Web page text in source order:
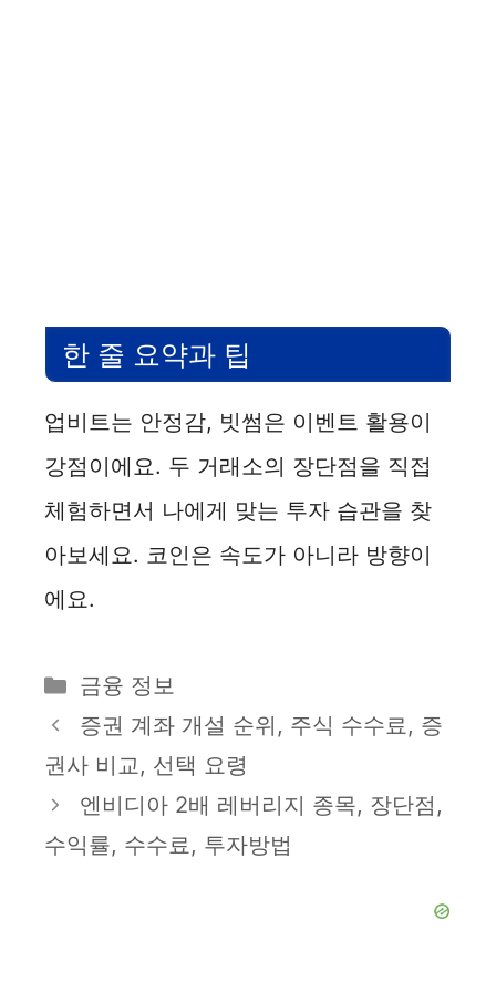
한 줄 요약과 팁
업비트는 안정감, 빗썸은 이벤트 활용이
강점이에요. 두 거래소의 장단점을 직접
체험하면서 나에게 맞는 투자 습관을 찾
아보세요. 코인은 속도가 아니라 방향이
에요.
카
테
리
금융 정보
증권 계좌 개설 순위, 주식 수수료, 증
권사 비교, 선택 요령
엔비디아 2배 레버리지 종목, 장단점,
수익률, 수수료, 투자방법